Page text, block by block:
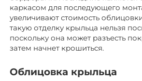
каркасом для последующего
увеличивают стоимость
такую отделку крыльца нельзя
поскольку она может разъесть
затем начнет крошиться.
Облицовка крыльца